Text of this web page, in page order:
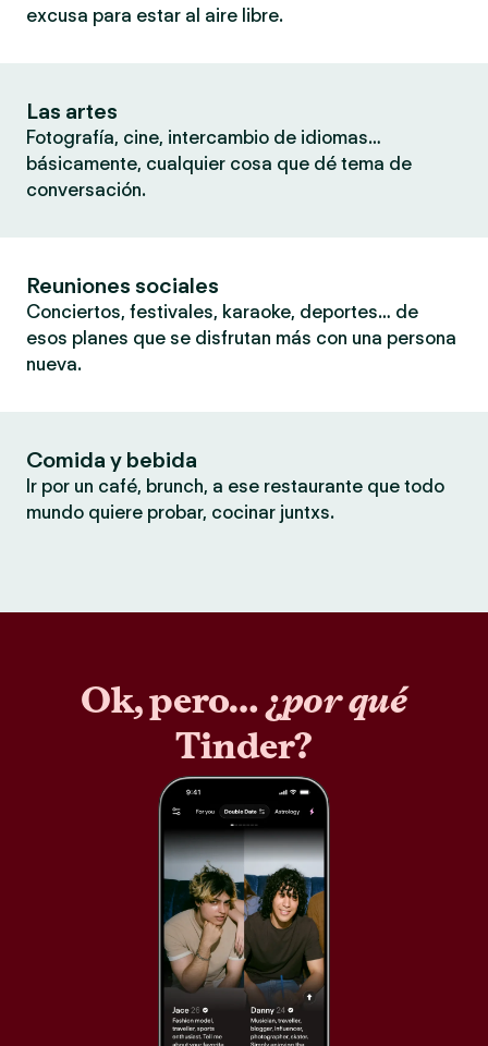
excusa para estar al aire libre.
Las artes
Fotografía, cine, intercambio de idiomas…
básicamente, cualquier cosa que dé tema de
conversación.
Reuniones sociales
Conciertos, festivales, karaoke, deportes… de
esos planes que se disfrutan más con una persona
nueva.
Comida y bebida
Ir por un café, brunch, a ese restaurante que todo
mundo quiere probar, cocinar juntxs.
Ok, pero… ¿por qué
Tinder?